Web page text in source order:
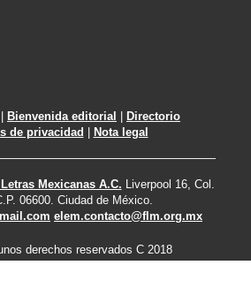
Bienvenida editorial
Directorio
de privacidad
Nota legal
Mexicanas A.C. Liverpool 16, Col.
06600. Ciudad de México.
elem.contacto@flm.org.mx
derechos reservados C 2018